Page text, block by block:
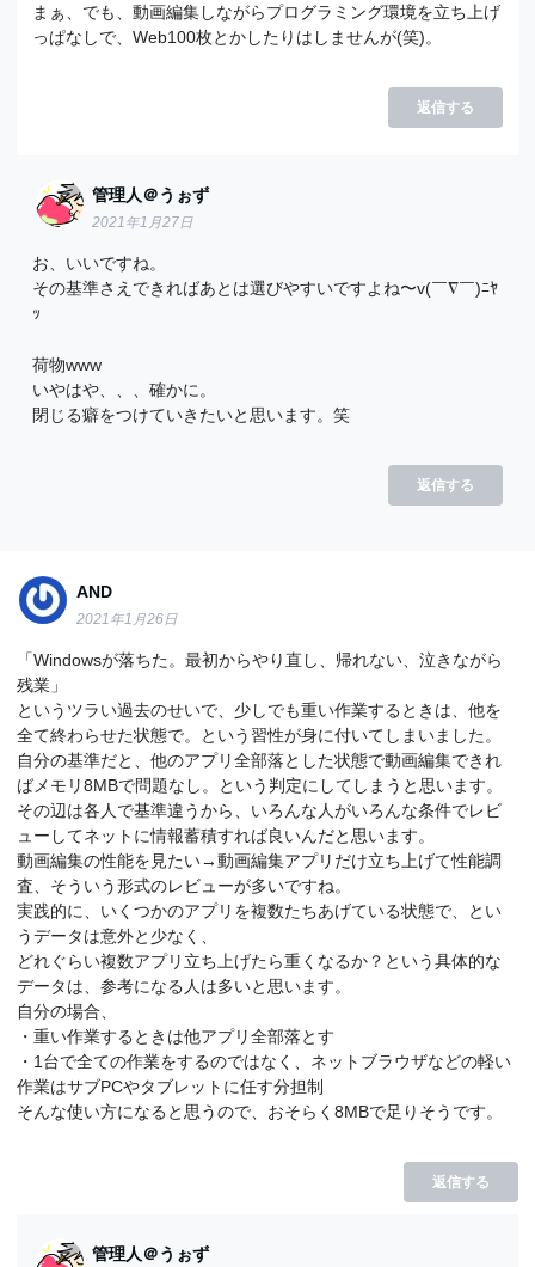
まぁ、でも、動画編集しながらプログラミング環境を立ち上げ
っぱなしで、Web100枚とかしたりはしませんが(笑)。
返信する
管理人＠うぉず
2021年1月27日
お、いいですね。
その基準さえできればあとは選びやすいですよね〜v(￣∇￣)ﾆﾔ
ｯ
荷物www
いやはや、、、確かに。
閉じる癖をつけていきたいと思います。笑
返信する
AND
2021年1月26日
「Windowsが落ちた。最初からやり直し、帰れない、泣きながら
残業」
というツラい過去のせいで、少しでも重い作業するときは、他を
全て終わらせた状態で。という習性が身に付いてしまいました。
自分の基準だと、他のアプリ全部落とした状態で動画編集できれ
ばメモリ8MBで問題なし。という判定にしてしまうと思います。
その辺は各人で基準違うから、いろんな人がいろんな条件でレビ
ューしてネットに情報蓄積すれば良いんだと思います。
動画編集の性能を見たい→動画編集アプリだけ立ち上げて性能調
査、そういう形式のレビューが多いですね。
実践的に、いくつかのアプリを複数たちあげている状態で、とい
うデータは意外と少なく、
どれぐらい複数アプリ立ち上げたら重くなるか？という具体的な
データは、参考になる人は多いと思います。
自分の場合、
・重い作業するときは他アプリ全部落とす
・1台で全ての作業をするのではなく、ネットブラウザなどの軽い
作業はサブPCやタブレットに任す分担制
そんな使い方になると思うので、おそらく8MBで足りそうです。
返信する
管理人＠うぉず